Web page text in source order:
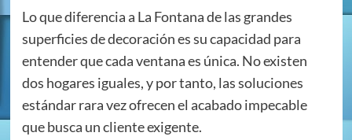
Lo que diferencia a La Fontana de las grandes
superficies de decoración es su capacidad para
entender que cada ventana es única. No existen
dos hogares iguales, y por tanto, las soluciones
estándar rara vez ofrecen el acabado impecable
que busca un cliente exigente.